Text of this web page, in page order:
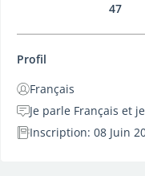
47
Profil
Français
Je parle Français et
Inscription: 08 Juin